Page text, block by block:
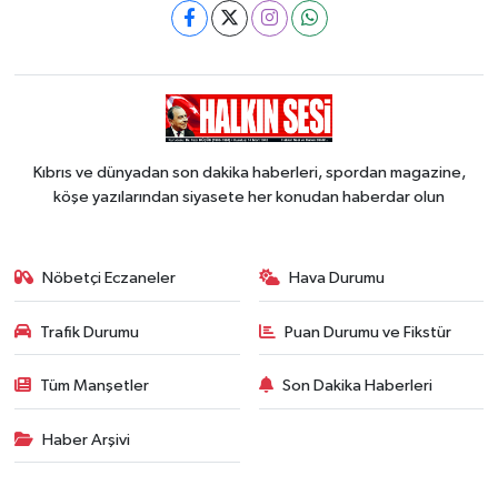
Kıbrıs ve dünyadan son dakika haberleri, spordan magazine,
köşe yazılarından siyasete her konudan haberdar olun
Nöbetçi Eczaneler Hava Durumu
Trafik Durumu Puan Durumu ve Fikstür
Tüm Manşetler Son Dakika Haberleri
Haber Arşivi